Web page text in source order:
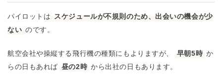
パイロットは
スケジュールが不規則のため、出会いの機会が少
ない のです。
航空会社や操縦する飛行機の種類にもよりますが、 早朝5時 か
らの日もあれば 昼の2時 から出社の日もあります。